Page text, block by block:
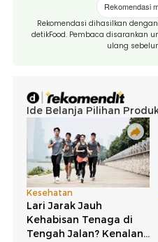
Rekomendasi
Rekomendasi dihasilkan
detikFood. Pembaca disarankan
ulang